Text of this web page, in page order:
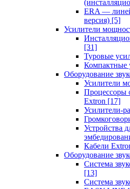
ERA —
версия) [5]
Усилители
[31]
Туровые
Компактные
Оборудование
Усилители
Процессоры
Extron [17]
Усилители-
Устройства
Кабели
Оборудование
Система
[13]
Система